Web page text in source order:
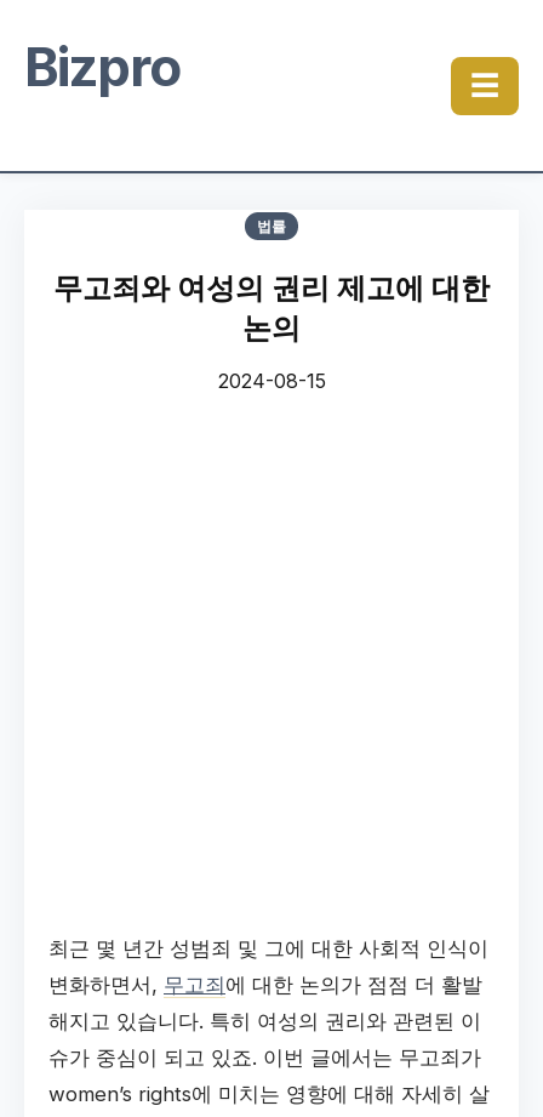
Bizpro ☰
법률
무고죄와 여성의 권리 제고에 대한
논의
2024-08-15
최근 몇 년간 성범죄 및 그에 대한 사회적 인식이
변화하면서, 무고죄 에 대한 논의가 점점 더 활발
해지고 있습니다. 특히 여성의 권리와 관련된 이
슈가 중심이 되고 있죠. 이번 글에서는 무고죄가
women’s rights에 미치는 영향에 대해 자세히 살